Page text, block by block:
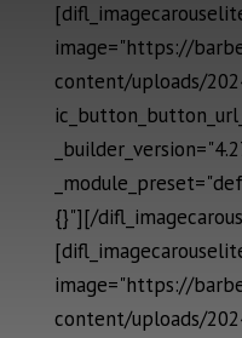
image="https://
content/uploads/
{}"][/
image="https://
content/uploads/